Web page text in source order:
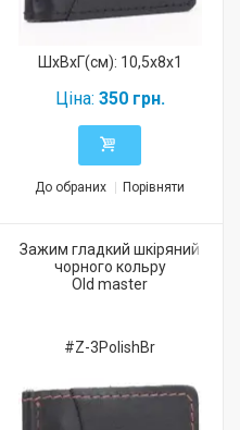
ШхВхГ(см): 10,5x8x1
Ціна: 350 грн.
До обраних Порівняти
Зажим гладкий шкіряний
чорного кольру
Old master
#Z-3PolishBr